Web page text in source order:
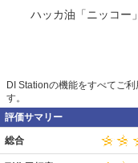
ハッカ油「ニッコー
DI Stationの機能をすべてご利
す。
評価サマリー
総合